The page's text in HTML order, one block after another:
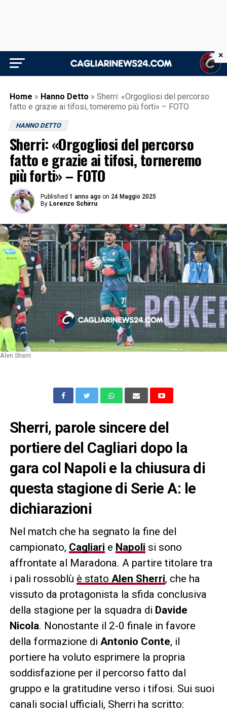
Home » Hanno Detto » Sherri: «Orgogliosi del percorso
fatto e grazie ai tifosi, torneremo più forti» – FOTO
HANNO DETTO
Sherri: «Orgogliosi del percorso
fatto e grazie ai tifosi, torneremo
più forti» – FOTO
Published 1 anno ago on 24 Maggio 2025
By Lorenzo Schirru
Alen Sherri
Sherri, parole sincere del
portiere del Cagliari dopo la
gara col Napoli e la chiusura di
questa stagione di Serie A: le
dichiarazioni
Nel match che ha segnato la fine del
campionato, Cagliari e Napoli si sono
affrontate al Maradona. A partire titolare tra
i pali rossoblù è stato Alen Sherri, che ha
vissuto da protagonista la sfida conclusiva
della stagione per la squadra di Davide
Nicola. Nonostante il 2-0 finale in favore
della formazione di Antonio Conte, il
portiere ha voluto esprimere la propria
soddisfazione per il percorso fatto dal
gruppo e la gratitudine verso i tifosi. Sui suoi
canali social ufficiali, Sherri ha scritto:
×